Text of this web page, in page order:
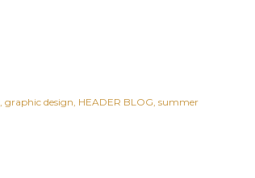
graphic design HEADER BLOG summer